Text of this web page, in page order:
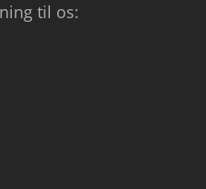
til os: